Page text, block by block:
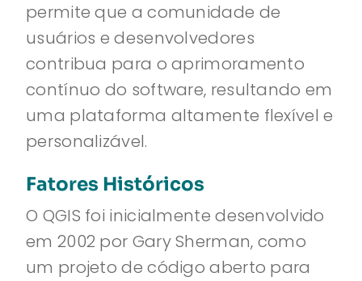
permite que a comunidade de
usuários e desenvolvedores
contribua para o aprimoramento
contínuo do software, resultando em
uma plataforma altamente flexível e
personalizável.
Fatores Históricos
O QGIS foi inicialmente desenvolvido
em 2002 por Gary Sherman, como
um projeto de código aberto para